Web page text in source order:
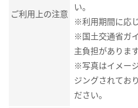
ご利用上の注意
い。
※利用期間に応
※国土交通省ガ
主負担があります
※写真はイメー
ジングされてお
ださい。